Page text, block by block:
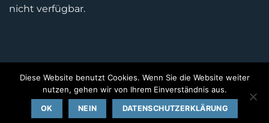
nicht verfügbar.
DATENSCHUTZERKLÄRUNG IMPRESSUM KONTAKT
Copyright 2026 ©Kirchengemeinde Deilinghofen- Design
kleinzweidrei Kommunikationsdesign
Diese Website benutzt Cookies. Wenn Sie die Website weiter
nutzen, gehen wir von Ihrem Einverständnis aus.
OK NEIN DATENSCHUTZERKLÄRUNG